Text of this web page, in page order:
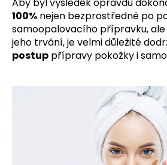
100% nejen bezprostředně po
samoopalovacího přípravku,
jeho trvání, je velmi důležité
postup přípravy pokožky i
j
e
t
e
a